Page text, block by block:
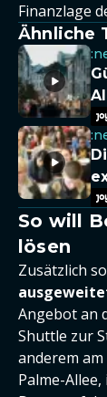
Finanzlage
Ähnliche
So will
lösen
Zusätzlich
Angebot an
Shuttle zur
anderem
Palme-